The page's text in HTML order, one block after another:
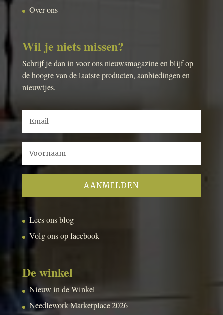
Over ons
Wil je niets missen?
Schrijf je dan in voor ons nieuwsmagazine en blijf op
de hoogte van de laatste producten, aanbiedingen en
nieuwtjes.
Lees ons blog
Volg ons op facebook
De winkel
Nieuw in de Winkel
Needlework Marketplace 2026